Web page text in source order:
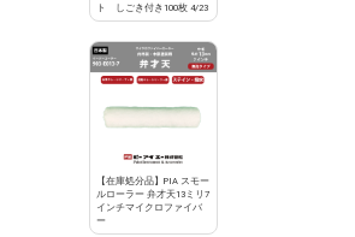
ト しごき付き100枚 4/23
【在庫処分品】PIA スモー
ルローラー 弁才天13ミリ7
インチマイクロファイバ
ー